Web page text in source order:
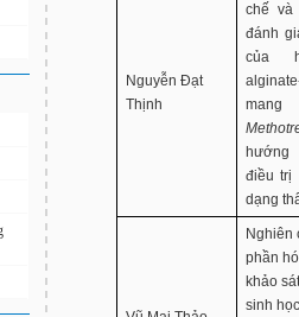
Nguyễn Đạt
Thịnh
chế và
đánh
của
hướng
điều trị
dạng
Nghiên
phần
khảo
sinh